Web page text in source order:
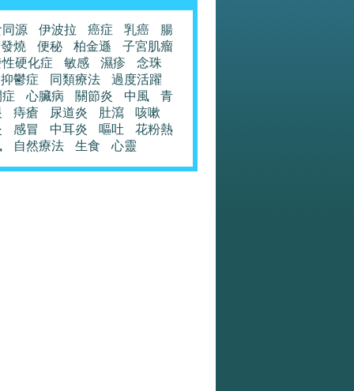
源 伊波拉 癌症 乳癌
腸
發燒
便秘 柏金遜
子宮肌瘤
硬化症
敏感 濕疹
念珠
抑鬱症
同類療法
過度活躍
心臟病 關節炎 中風
青
痔瘡 尿道炎 肚瀉
咳嗽
感冒 中耳炎 嘔吐
花粉熱
自然療法 生食 心靈